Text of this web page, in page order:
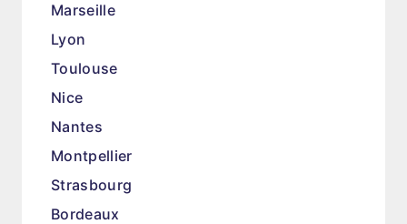
Marseille
Lyon
Toulouse
Nice
Nantes
Montpellier
Strasbourg
Bordeaux